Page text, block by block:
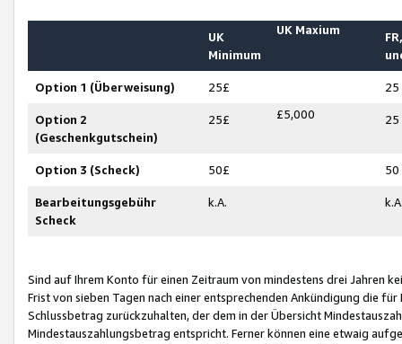
UK
Minimum
UK Maxium
Option 1 (Überweisung) 25£ 25
Option 2
(Geschenkgutschein)
25£ £5,000 25
Option 3 (Scheck) 50£ 50
Bearbeitungsgebühr
Scheck
k.A.
Sind auf Ihrem Konto für einen Zeitraum von mindestens drei Jahren
Frist von sieben Tagen nach einer entsprechenden Ankündigung die
Schlussbetrag zurückzuhalten, der dem in der Übersicht
Mindestauszahlungsbetrag entspricht. Ferner können eine etwaig